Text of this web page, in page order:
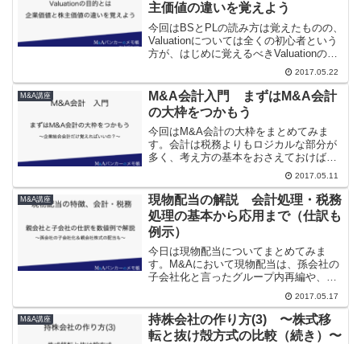
主価値の違いを覚えよう
今回はBSとPLの読み方は覚えたものの、
Valuationについては全くの初心者という
方が、はじめに覚えるべきValuationのキ
ーポイントをまとめてみます。今回の記
事では、 Valuationはあるべき株価を1点
で決められるものではない...
2017.05.22
M&A講座
M&A会計入門 まずはM&A会計
の大枠をつかもう
今回はM&A会計の大枠をまとめてみま
す。会計は税務よりもロジカルな部分が
多く、考え方の基本をおさえておけば、
類推でも会計処理がわかってしまうとこ
ろがあります。まずは、先輩と後輩の対
話をみながらM&A会計について確認して
いきましょう。対話編：...
2017.05.11
M&A講座
現物配当の解説 会計処理・税務
処理の基本から応用まで（仕訳も
例示）
今日は現物配当についてまとめてみま
す。M&Aにおいて現物配当は、孫会社の
子会社化と言ったグループ内再編や、子
会社化が保有する親会社株式の処分の選
択肢として検討されることがあります。
その背景としては、近年の税制改正によ
って現物配当が使いやすく...
2017.05.17
M&A講座
持株会社の作り方(3) 〜株式移
転と抜け殻方式の比較（続き）〜